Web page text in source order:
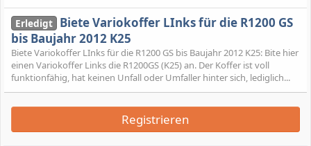
Erledigt Biete Variokoffer LInks für die R1200 GS
bis Baujahr 2012 K25
Biete Variokoffer LInks für die R1200 GS bis Baujahr 2012 K25: Bite hier
einen Variokoffer Links die R1200GS (K25) an. Der Koffer ist voll
funktionfähig, hat keinen Unfall oder Umfaller hinter sich, lediglich...
Registrieren